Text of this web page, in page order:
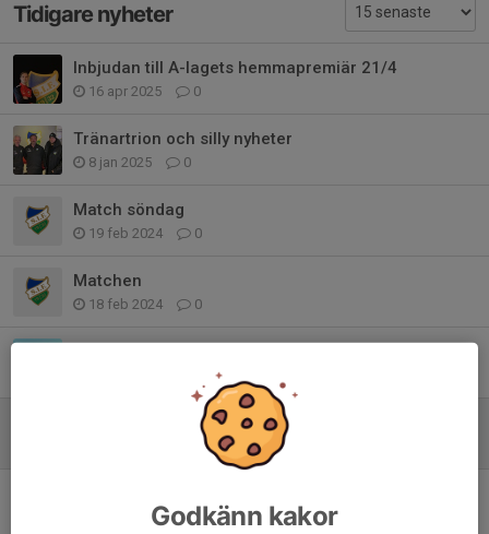
Tidigare nyheter
Inbjudan till A-lagets hemmapremiär 21/4
16 apr 2025 0
Tränartrion och silly nyheter
8 jan 2025 0
Match söndag
19 feb 2024 0
Matchen
18 feb 2024 0
LM i futsal på lördag
20 nov 2023 0
Godkänn kakor